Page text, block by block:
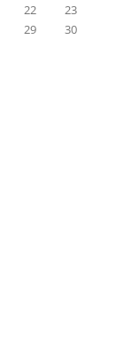
22
23
29
30